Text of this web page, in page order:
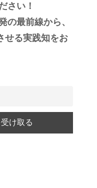
さい！
最前線から、
せる実践知をお